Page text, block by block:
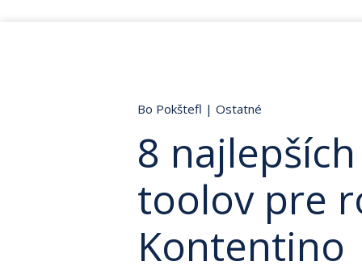
Bo Pokštefl | Ostatné
8
toolov pre
Kontentino